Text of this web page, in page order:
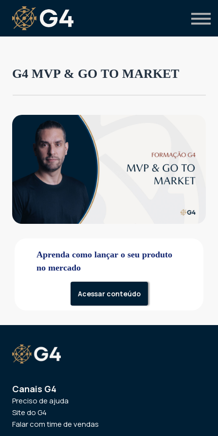
G4 MVP & GO TO MARKET
Aprenda como lançar o seu produto
no mercado
Acessar conteúdo
Canais G4
Preciso de ajuda
Site do G4
Falar com time de vendas